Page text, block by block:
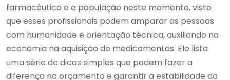
farmacêutico e a população neste momento, visto
que esses profissionais podem amparar as pessoas
com humanidade e orientação técnica, auxiliando na
economia na aquisição de medicamentos. Ele lista
uma série de dicas simples que podem fazer a
diferença no orçamento e garantir a estabilidade da